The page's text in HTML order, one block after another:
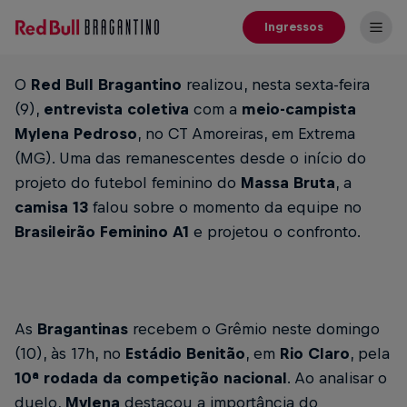
Ingressos
O Red Bull Bragantino realizou, nesta sexta-feira
(9), entrevista coletiva com a meio-campista
Mylena Pedroso, no CT Amoreiras, em Extrema
(MG). Uma das remanescentes desde o início do
projeto do futebol feminino do Massa Bruta, a
camisa 13 falou sobre o momento da equipe no
Brasileirão Feminino A1 e projetou o confronto.
As Bragantinas recebem o Grêmio neste domingo
(10), às 17h, no Estádio Benitão, em Rio Claro, pela
10ª rodada da competição nacional. Ao analisar o
duelo, Mylena destacou a importância do